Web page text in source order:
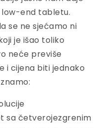
low-end tabletu.
se ne sjećamo ni
je išao toliko
neće previše
i cijena biti jednako
sa četverojezgrenim